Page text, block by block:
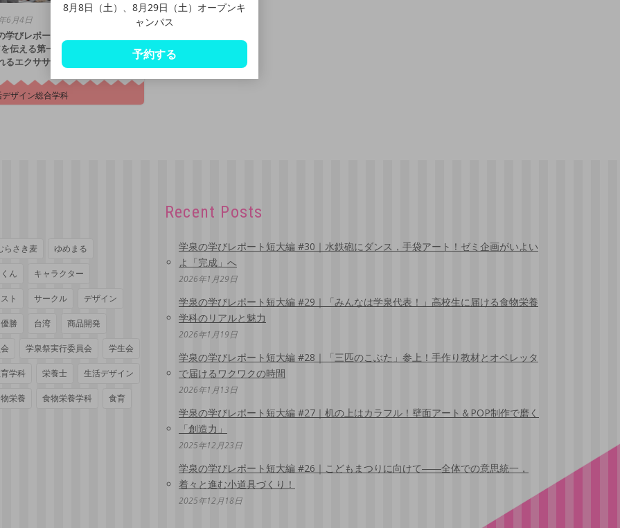
6月4日
学びレポート短大編 #01｜“わ
伝える第一歩――つながりが
るエクササイズ
デザイン総合学科
らさき麦 ゆめまる
ん キャラクター
ト サークル デザイン
優勝 台湾 商品開発
学泉祭実行委員会 学生会
学科 栄養士 生活デザイン
栄養 食物栄養学科 食育
Recent Posts
学泉の学びレポート短大編 #30｜水鉄砲にダンス，手袋アート！ゼミ企画がいよい
よ「完成」へ
2026年1月29日
学泉の学びレポート短大編 #29｜「みんなは学泉代表！」高校生に届ける食物栄養
学科のリアルと魅力
2026年1月19日
学泉の学びレポート短大編 #28｜「三匹のこぶた」参上！手作り教材とオペレッタ
で届けるワクワクの時間
2026年1月13日
学泉の学びレポート短大編 #27｜机の上はカラフル！壁面アート＆POP制作で磨く
「創造力」
2025年12月23日
学泉の学びレポート短大編 #26｜こどもまつりに向けて――全体での意思統一，
着々と進む小道具づくり！
2025年12月18日
8月8日（土）、8月29日（土）オープンキ
ャンパス
予約する